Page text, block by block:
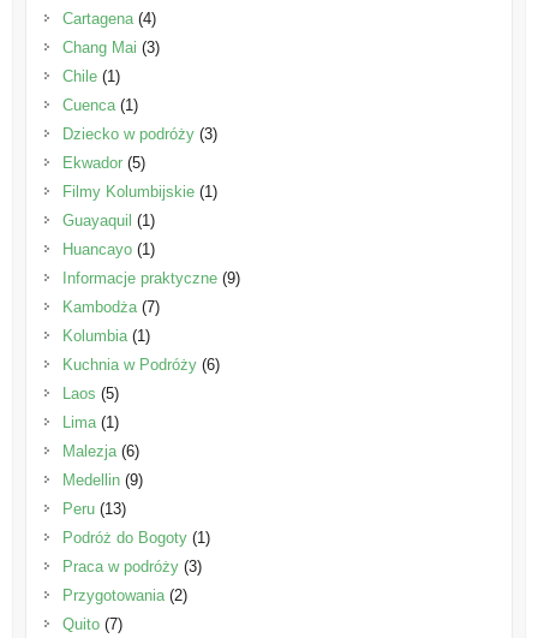
Cartagena(4)
Chang Mai (3)
Chile(1)
Cuenca(1)
Dziecko w podróży(3)
Ekwador(5)
Filmy Kolumbijskie(1)
Guayaquil (1)
Huancayo(1)
Informacje praktyczne(9)
Kambodża(7)
Kolumbia(1)
Kuchnia w Podróży(6)
Laos (5)
Lima(1)
Malezja(6)
Medellin(9)
Peru(13)
Podróż do Bogoty(1)
Praca w podróży(3)
Przygotowania(2)
Quito(7)